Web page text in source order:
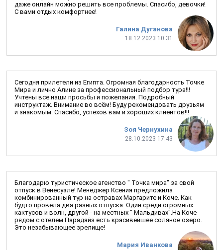
Галина Дуганова
18.12.2023 10:31
даже онлайн можно решить все проблемы. Спасибо, девочки!
С вами отдых комфортнее!
Зоя Чернухина
28.10.2023 17:43
Сегодня прилетели из Египта. Огромная благодарность Точке
Мира и лично Алине за профессиональный подбор тура!!!
Учтены все наши просьбы и пожелания. Подробный
инструктаж. Внимание во всём! Буду рекомендовать друзьям
и знакомым. Спасибо, успехов вам и хороших клиентов!!!
Мария Иванкова
Благодарю туристическое агенство " Точка мира" за свой
отпуск в Венесуэле! Менеджер Ксения предложила
комбинированный тур на остравах Маргарите и Коче. Как
будто провела два разных отпуска. Один среди огромных
кактусов и волн, другой - на местных " Мальдивах".На Коче
рядом с отелем Парадайз есть красивейшее соляное озеро.
Это незабывающее зрелище!